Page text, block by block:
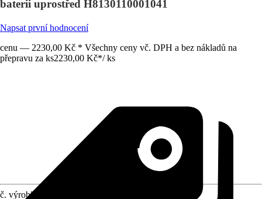
baterii uprostřed H8130110001041
Napsat první hodnocení
cenu — 2230,00 Kč * Všechny ceny vč. DPH a bez nákladů na
přepravu za ks2230,00 Kč*/ ks
č. výrobku